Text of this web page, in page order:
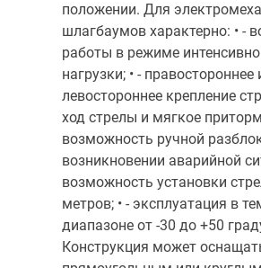
положении. Для
шлагбаумов характерно: • -
работы в режиме
нагрузки; • - правостороннее
левостороннее крепление
ход стрелы и мягкое
возможность ручной
возникновении аварийной
возможность установки
метров; • - эксплуатация в
диапазоне от -30 до +50
Конструкция может